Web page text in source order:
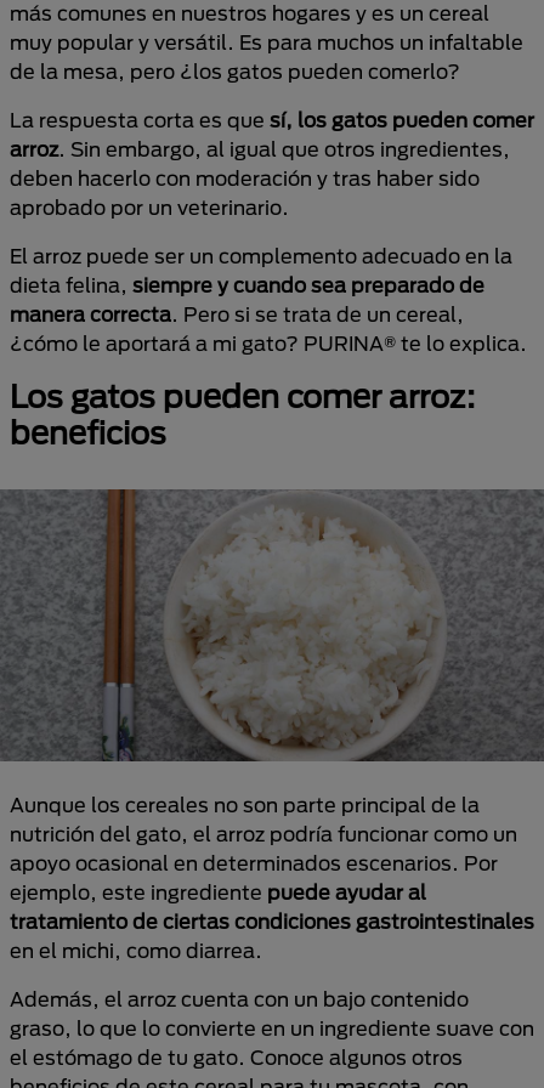
más comunes en nuestros hogares y es un cereal
muy popular y versátil. Es para muchos un infaltable
de la mesa, pero ¿los gatos pueden comerlo?
La respuesta corta es que sí, los gatos pueden comer
arroz. Sin embargo, al igual que otros ingredientes,
deben hacerlo con moderación y tras haber sido
aprobado por un veterinario.
El arroz puede ser un complemento adecuado en la
dieta felina, siempre y cuando sea preparado de
manera correcta. Pero si se trata de un cereal,
¿cómo le aportará a mi gato? PURINA® te lo explica.
Los gatos pueden comer arroz:
beneficios
Aunque los cereales no son parte principal de la
nutrición del gato, el arroz podría funcionar como un
apoyo ocasional en determinados escenarios. Por
ejemplo, este ingrediente puede ayudar al
tratamiento de ciertas condiciones gastrointestinales
en el michi, como diarrea.
Además, el arroz cuenta con un bajo contenido
graso, lo que lo convierte en un ingrediente suave con
el estómago de tu gato. Conoce algunos otros